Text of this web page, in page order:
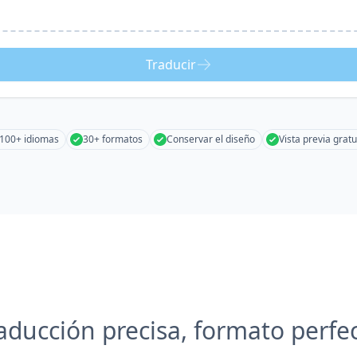
Traducir
idiomas 30+ formatos Conservar el diseño Vista previa
precisa, formato